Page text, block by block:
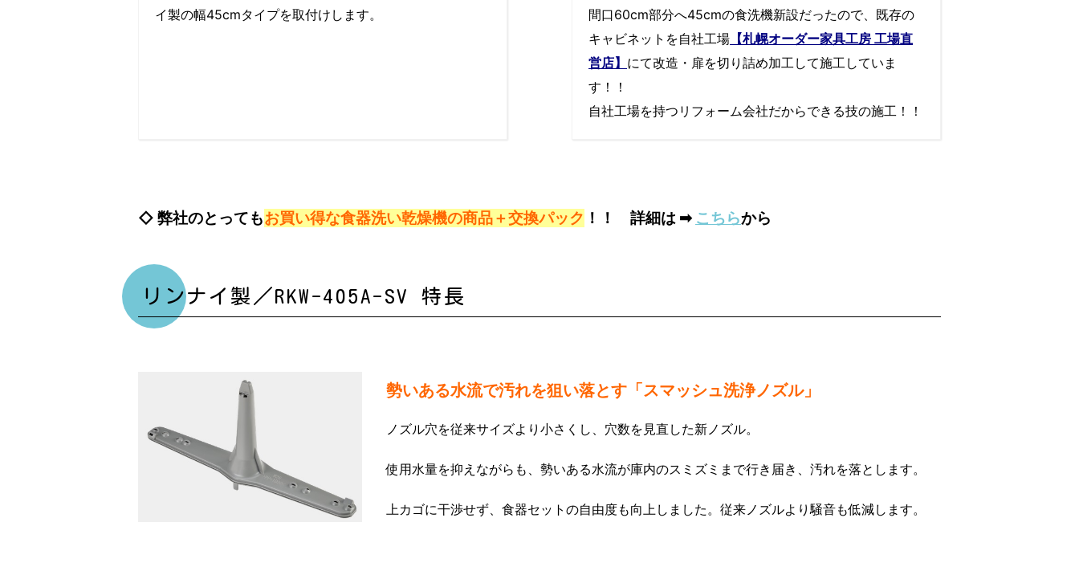
イ製の幅45cmタイプを取付けします。
間口60cm部分へ45cmの食洗機新設だったので、既存の
キャビネットを自社工場 【札幌オーダー家具工房 工場直
営店】 にて改造・扉を切り詰め加工して施工していま
す！！
自社工場を持つリフォーム会社だからできる技の施工！！
◇ 弊社のとってもお買い得な食器洗い乾燥機の商品＋交換パック ！！ 詳細は ➡ こちらから
リンナイ製／RKW-405A-SV 特長
勢いある水流で汚れを狙い落とす「スマッシュ洗浄ノズル」
ノズル穴を従来サイズより小さくし、穴数を見直した新ノズル。
使用水量を抑えながらも、勢いある水流が庫内のスミズミまで行き届き、汚れを落とします。
上カゴに干渉せず、食器セットの自由度も向上しました。従来ノズルより騒音も低減します。